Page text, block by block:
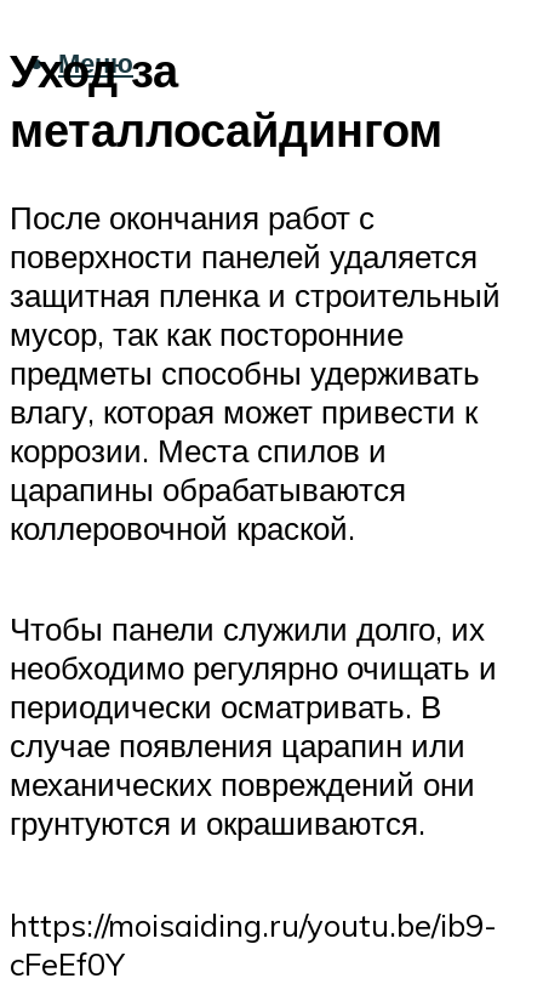
Меню
Уход за
металлосайдингом
После окончания работ с
поверхности панелей удаляется
защитная пленка и строительный
мусор, так как посторонние
предметы способны удерживать
влагу, которая может привести к
коррозии. Места спилов и
царапины обрабатываются
коллеровочной краской.
Чтобы панели служили долго, их
необходимо регулярно очищать и
периодически осматривать. В
случае появления царапин или
механических повреждений они
грунтуются и окрашиваются.
https://moisaiding.ru/youtu.be/ib9-
cFeEf0Y